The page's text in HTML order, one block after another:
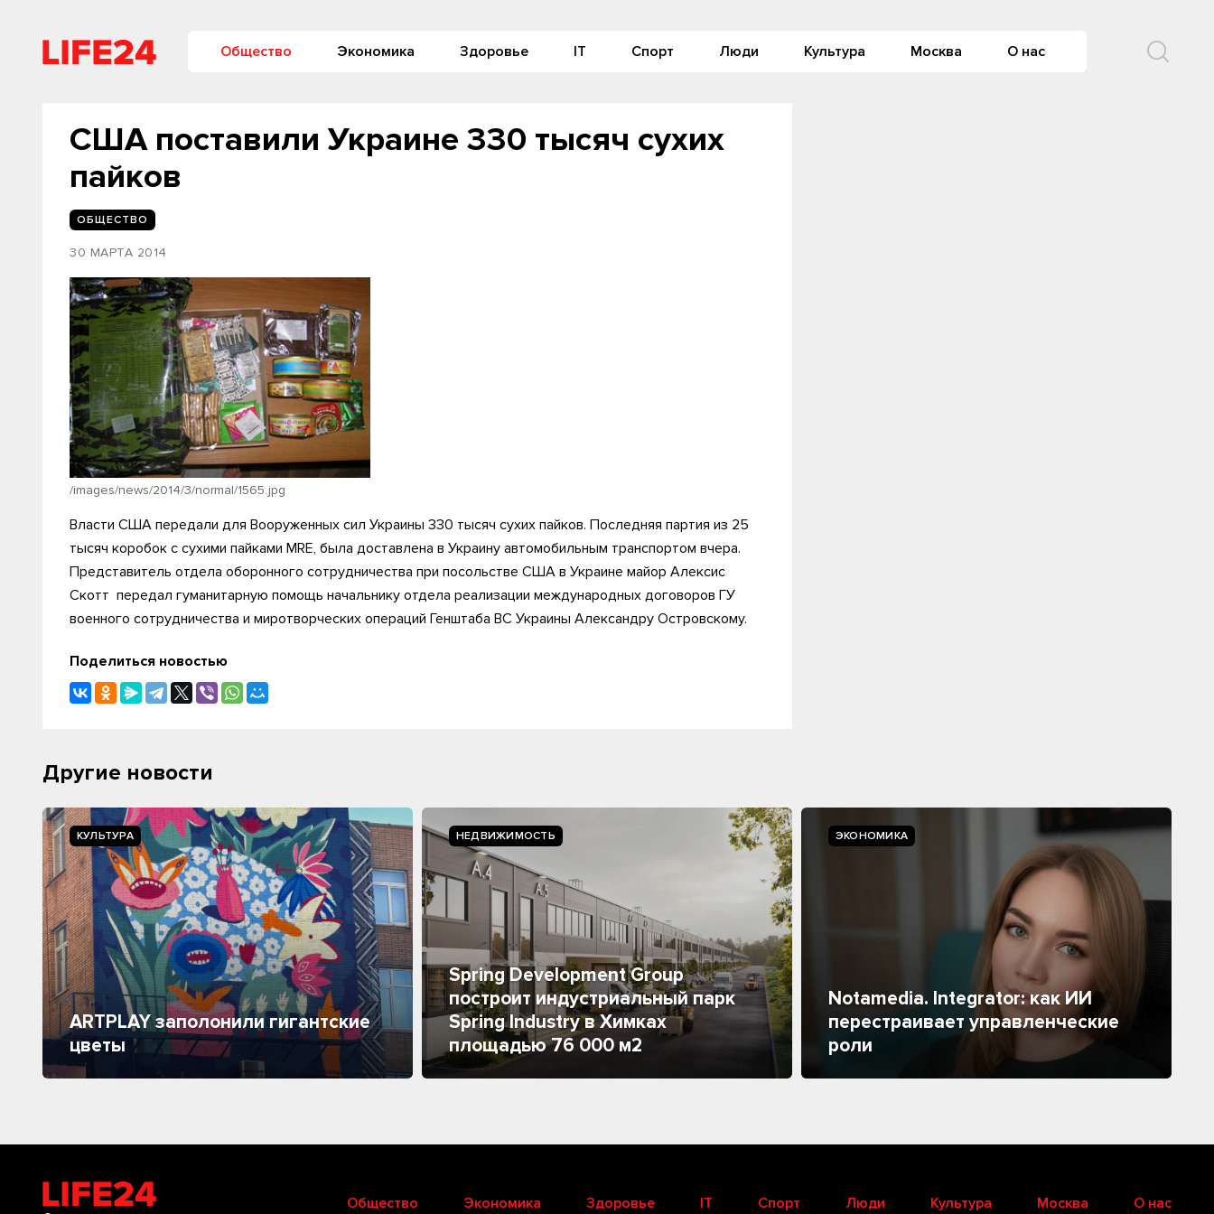
Общество Экономика Здоровье IT Спорт Люди Культура Москва О нас
США поставили Украине 330 тысяч сухих
пайков
ОБЩЕСТВО
30 МАРТА 2014
/images/news/2014/3/normal/1565.jpg
Власти США передали для Вооруженных сил Украины 330 тысяч сухих пайков. Последняя партия из 25
тысяч коробок с сухими пайками MRE, была доставлена в Украину автомобильным транспортом вчера.
Представитель отдела оборонного сотрудничества при посольстве США в Украине майор Алексис
Скотт передал гуманитарную помощь начальнику отдела реализации международных договоров ГУ
военного сотрудничества и миротворческих операций Генштаба ВС Украины Александру Островскому.
Поделиться новостью
Другие новости
КУЛЬТУРА
ARTPLAY заполонили гигантские
цветы
НЕДВИЖИМОСТЬ
Spring Development Group
построит индустриальный парк
Spring Industry в Химках
площадью 76 000 м2
ЭКОНОМИКА
Notamedia. Integrator: как ИИ
перестраивает управленческие
роли
Общество Экономика Здоровье IT Спорт Люди Культура Москва О нас